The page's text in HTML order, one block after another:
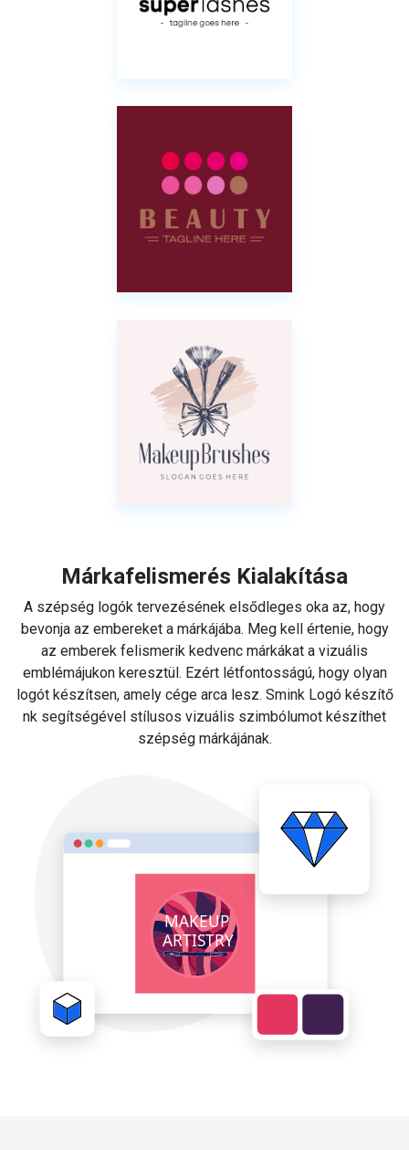
Márkafelismerés Kialakítása
A szépség logók tervezésének elsődleges oka az, hogy
bevonja az embereket a márkájába. Meg kell értenie, hogy
az emberek felismerik kedvenc márkákat a vizuális
emblémájukon keresztül. Ezért létfontosságú, hogy olyan
logót készítsen, amely cége arca lesz. Smink Logó készítő
nk segítségével stílusos vizuális szimbólumot készíthet
szépség márkájának.